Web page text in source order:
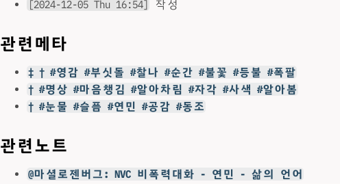
[2024-12-05 Thu 16:54]
작성
관련메타
‡ † #영감 #부싯돌 #찰나 #순간 #불꽃 #등불 #폭팔
† #명상 #마음챙김 #알아차림 #자각 #사색 #알아봄
† #눈물 #슬픔 #연민 #공감 #동조
관련노트
@마셜로젠버그: NVC 비폭력대화 - 연민 - 삶의 언어